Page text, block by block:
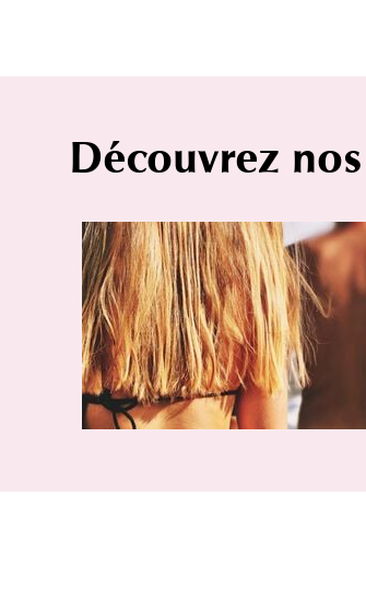
Découvrez